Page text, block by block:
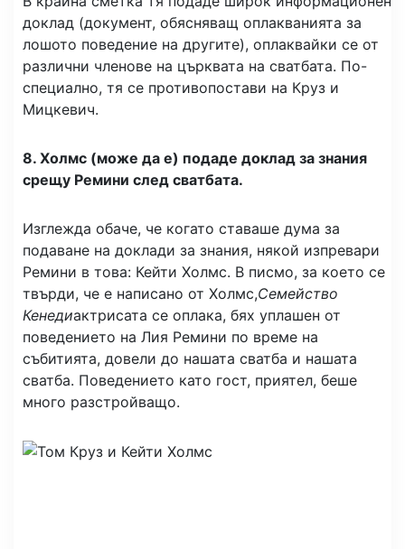
доклад (документ, обясняващ оплакванията за
лошото поведение на другите), оплаквайки се от
различни членове на църквата на сватбата. По-
специално, тя се противопостави на Круз и
Мицкевич.
8. Холмс (може да е) подаде доклад за знания
срещу Ремини след сватбата.
Изглежда обаче, че когато ставаше дума за
подаване на доклади за знания, някой изпревари
Ремини в това: Кейти Холмс. В писмо, за което се
твърди, че е написано от Холмс,Семейство
Кенедиактрисата се оплака, бях уплашен от
поведението на Лия Ремини по време на
събитията, довели до нашата сватба и нашата
сватба. Поведението като гост, приятел, беше
много разстройващо.